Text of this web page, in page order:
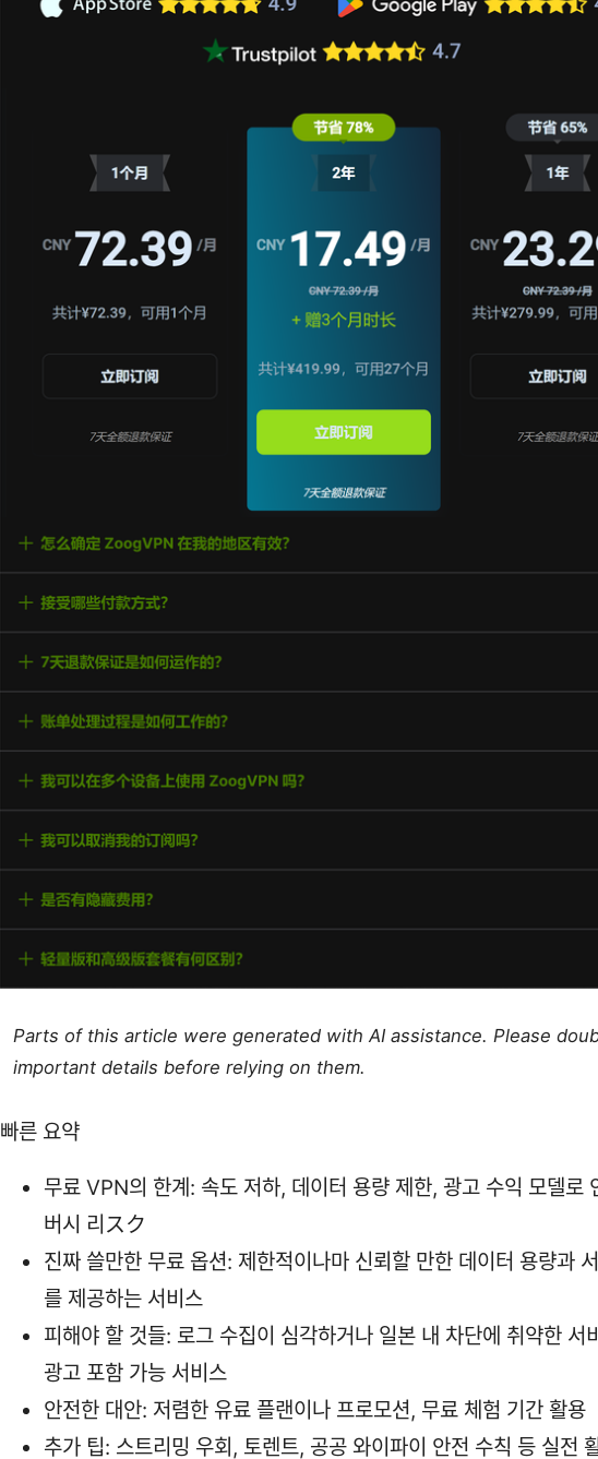
Parts of this article were generated with AI assistance. Please
important details before relying on them.
빠른 요약
무료 VPN의 한계: 속도 저하, 데이터 용량 제한, 광고 수익 모델로
버시 리スク
진짜 쓸만한 무료 옵션: 제한적이나마 신뢰할 만한 데이터 용량과
를 제공하는 서비스
피해야 할 것들: 로그 수집이 심각하거나 일본 내 차단에 취약한 서
광고 포함 가능 서비스
안전한 대안: 저렴한 유료 플랜이나 프로모션, 무료 체험 기간 활용
추가 팁: 스트리밍 우회, 토렌트, 공공 와이파이 안전 수칙 등 실전